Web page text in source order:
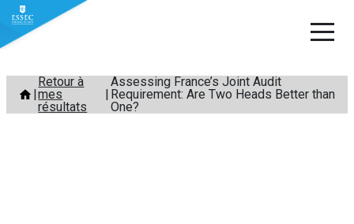
Aller
contenu
Retour à
mes
résultats
Assessing France’s Joint Audit
Requirement: Are Two Heads Better than
One?